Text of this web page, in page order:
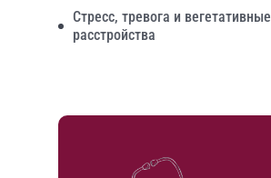
Стресс, тревога и вегетативные
расстройства